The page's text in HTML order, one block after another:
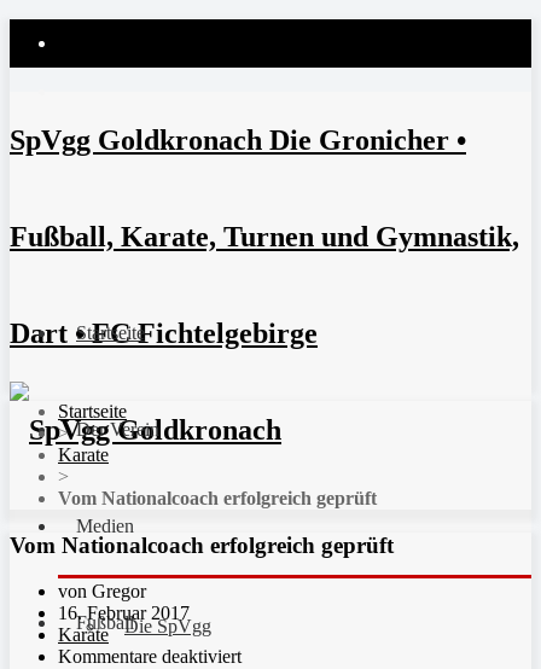
SpVgg Goldkronach Die Gronicher •
Fußball, Karate, Turnen und Gymnastik,
Dart • FC Fichtelgebirge
Startseite
Der Verein
Die SpVgg
Medien
Fußball
Startseite
>
Karate
>
Vom Nationalcoach erfolgreich geprüft
Vom Nationalcoach erfolgreich geprüft
von Gregor
16. Februar 2017
Karate
Kommentare deaktiviert